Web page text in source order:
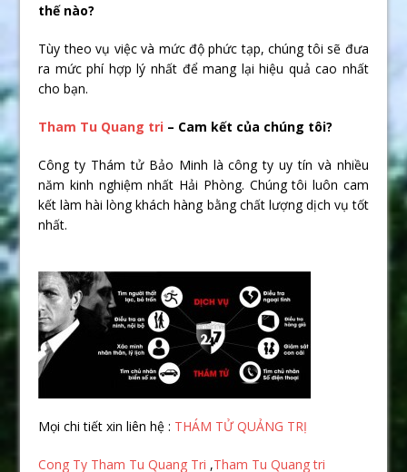
thế nào?
Tùy theo vụ việc và mức độ phức tạp, chúng tôi sẽ đưa
ra mức phí hợp lý nhất để mang lại hiệu quả cao nhất
cho bạn.
Tham Tu Quang tri – Cam kết của chúng tôi?
Công ty Thám tử Bảo Minh là công ty uy tín và nhiều
năm kinh nghiệm nhất Hải Phòng. Chúng tôi luôn cam
kết làm hài lòng khách hàng bằng chất lượng dịch vụ tốt
nhất.
Mọi chi tiết xin liên hệ : THÁM TỬ QUẢNG TRỊ
Cong Ty Tham Tu Quang Tri ,Tham Tu Quang tri